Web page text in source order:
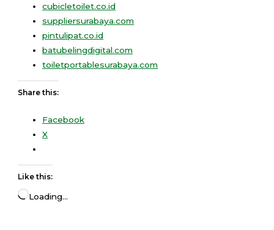
cubicletoilet.co.id
suppliersurabaya.com
pintulipat.co.id
batubelingdigital.com
toiletportablesurabaya.com
Share this:
Facebook
X
Like this:
Loading…